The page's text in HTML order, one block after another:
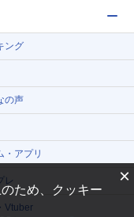
ング
の声
・アプリ
レ
Vtuber
×
ため、クッキー